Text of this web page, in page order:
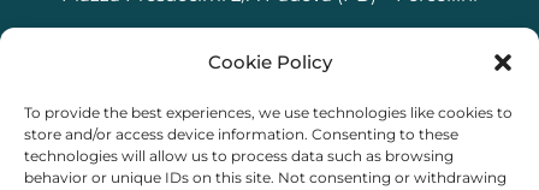
Cookie Policy
To provide the best experiences, we use technologies like cookies to
store and/or access device information. Consenting to these
technologies will allow us to process data such as browsing
behavior or unique IDs on this site. Not consenting or withdrawing
Contatti
049 802 4648